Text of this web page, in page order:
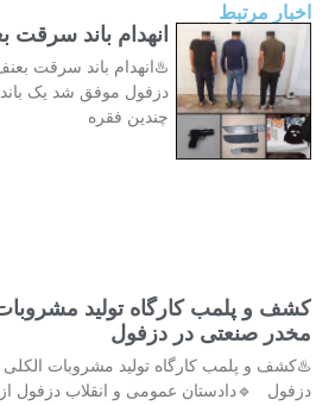
اخبار مرتبط
انهدام باند
♨️انهدام باند سرقت
چندین فقره
کشف و پلمب کارگاه تولید
مخدر صنعتی در دزفول
♨️کشف و پلمب کارگاه تولید مشروبات الکلی
دزفول 🔹دادستان عمومی و انقلاب دزفول از